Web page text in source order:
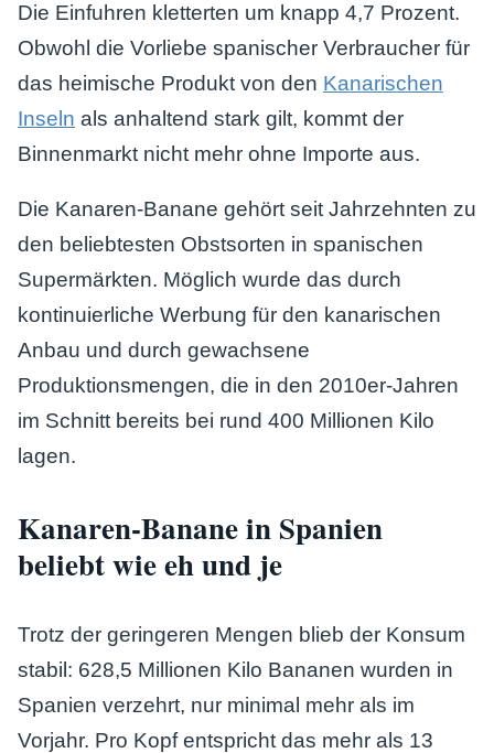
Die Einfuhren kletterten um knapp 4,7 Prozent.
Obwohl die Vorliebe spanischer Verbraucher für
das heimische Produkt von den Kanarischen
Inseln als anhaltend stark gilt, kommt der
Binnenmarkt nicht mehr ohne Importe aus.
Die Kanaren-Banane gehört seit Jahrzehnten zu
den beliebtesten Obstsorten in spanischen
Supermärkten. Möglich wurde das durch
kontinuierliche Werbung für den kanarischen
Anbau und durch gewachsene
Produktionsmengen, die in den 2010er-Jahren
im Schnitt bereits bei rund 400 Millionen Kilo
lagen.
Kanaren-Banane in Spanien
beliebt wie eh und je
Trotz der geringeren Mengen blieb der Konsum
stabil: 628,5 Millionen Kilo Bananen wurden in
Spanien verzehrt, nur minimal mehr als im
Vorjahr. Pro Kopf entspricht das mehr als 13